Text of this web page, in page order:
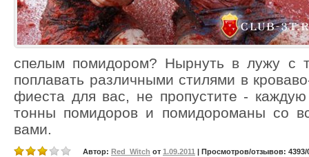
спелым помидором? Нырнуть в лужу с
поплавать различными стилями в
фиеста для вас, не пропустите -
тонны помидоров и помидороманы со
вами.
Автор: Red_Witch от 1.09.2011 | Просмотров/отзывов: 4393/